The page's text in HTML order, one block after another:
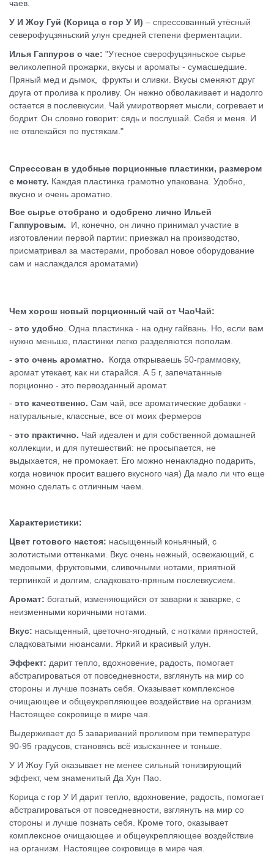
чаев.
У И Жоу Гуй (Корица с гор У И) – спрессованный утёсный
северофуцзяньский улун средней степени ферментации.
Илья Гаппуров о чае: "Утесное сверофуцзяньское сырье
великолепной прожарки, вкусы и ароматы - сумасшедшие.
Пряный мед и дымок, фрукты и сливки. Вкусы сменяют друг
друга от пролива к проливу. Он нежно обволакивает и надолго
остается в послевкусии. Чай умиротворяет мысли, согревает и
бодрит. Он словно говорит: сядь и послушай. Себя и меня. И
не отвлекайся по пустякам."
Спрессован в удобные порционные пластинки, размером
с монету. Каждая пластинка грамотно упакована. Удобно,
вкусно и очень ароматно.
Все сырье отобрано и одобрено лично Ильей
Гаппуровым.
И, конечно, он лично принимал участие в
изготовлении первой партии: приезжал на производство,
присматривал за мастерами, пробовал новое оборудование
сам и наслаждался ароматами)
Чем хорош новый порционный чай от ЧаоЧай:
- это удобно. Одна пластинка - на одну гайвань. Но, если вам
нужно меньше, пластинки легко разделяются пополам.
- это очень ароматно. Когда открываешь 50-граммовку,
аромат утекает, как ни старайся. А 5 г, запечатанные
порционно - это первозданный аромат.
- это качественно. Сам чай, все ароматические добавки -
натуральные, классные, все от моих фермеров
- это практично. Чай идеален и для собственной домашней
коллекции, и для путешествий: не просыпается, не
выдыхается, не промокает. Его можно ненакладно подарить,
когда новичок просит вашего вкусного чая) Да мало ли что еще
можно сделать с отличным чаем.
Характеристики:
Цвет готового настоя: насыщенный коньячный, с
золотистыми оттенками. Вкус очень нежный, освежающий, с
медовыми, фруктовыми, сливочными нотами, приятной
терпинкой и долгим, сладковато-пряным послевкусием.
Аромат: богатый, изменяющийся от заварки к заварке, с
неизменными коричными нотами.
Вкус: насыщенный, цветочно-ягодный, с нотками пряностей,
сладковатыми нюансами. Яркий и красивый улун.
Эффект: дарит тепло, вдохновение, радость, помогает
абстрагироваться от повседневности, взглянуть на мир со
стороны и лучше познать себя. Оказывает комплексное
очищающее и общеукрепляющее воздействие на организм.
Настоящее сокровище в мире чая.
Выдерживает до 5 завариваний проливом при температуре
90-95 градусов, становясь всё изысканнее и тоньше.
У И Жоу Гуй оказывает не менее сильный тонизирующий
эффект, чем знаменитый Да Хун Пао.
Корица с гор У И дарит тепло, вдохновение, радость, помогает
абстрагироваться от повседневности, взглянуть на мир со
стороны и лучше познать себя. Кроме того, оказывает
комплексное очищающее и общеукрепляющее воздействие
на организм. Настоящее сокровище в мире чая.